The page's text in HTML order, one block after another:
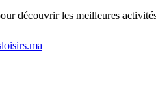
découvrir les meilleures